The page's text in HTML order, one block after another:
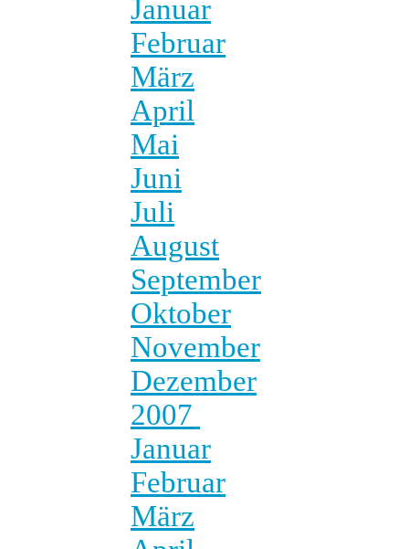
Januar
Februar
März
April
Mai
Juni
Juli
August
September
Oktober
November
Dezember
2007
Januar
Februar
März